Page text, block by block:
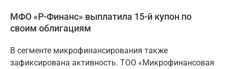
МФО «Р-Финанс» выплатила 15-й купон по
своим облигациям
В сегменте микрофинансирования также
зафиксирована активность. ТОО «Микрофинансовая